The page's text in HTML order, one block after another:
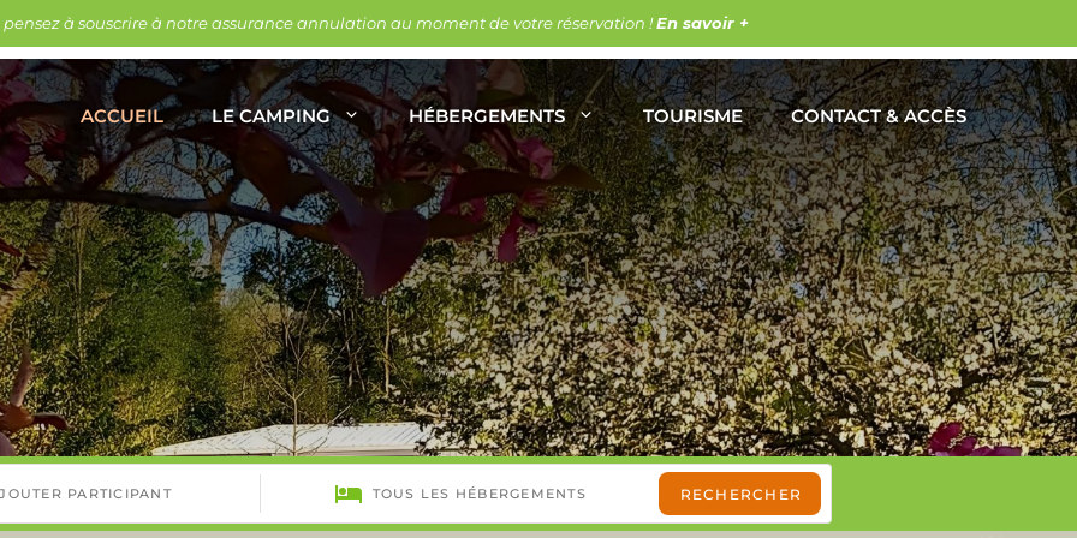
pensez à souscrire à notre assurance annulation au moment de votre réservation !En savoir +
ACCUEIL LE CAMPING HÉBERGEMENTS TOURISME CONTACT & ACCÈS